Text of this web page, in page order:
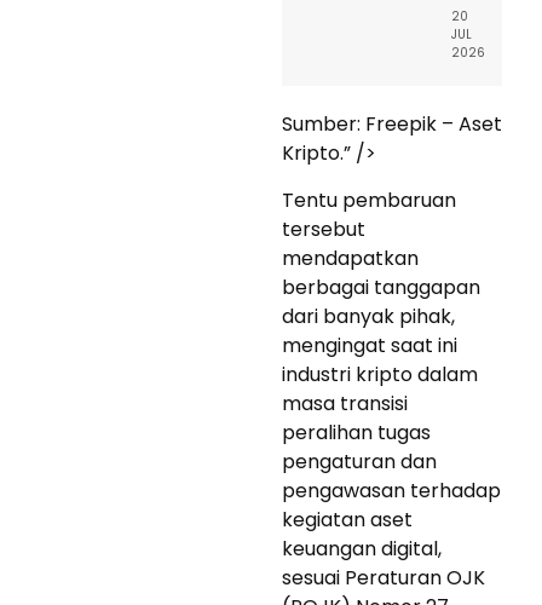
20
JUL
2026
Sumber: Freepik – Aset
Kripto.” />
Tentu pembaruan
tersebut
mendapatkan
berbagai tanggapan
dari banyak pihak,
mengingat saat ini
industri kripto dalam
masa transisi
peralihan tugas
pengaturan dan
pengawasan terhadap
kegiatan aset
keuangan digital,
sesuai Peraturan OJK